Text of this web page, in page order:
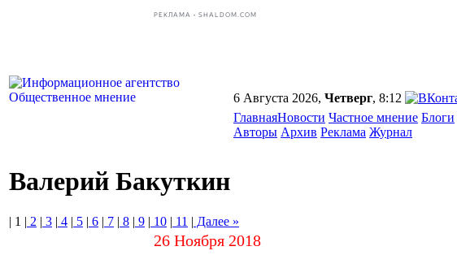
РЕКЛАМА • SHALDOM.COM
6 Августа 2026, Четверг, 8:12
ГлавнаяНовости Частное мнение Блоги
Авторы Архив Реклама Журнал
Валерий Бакуткин
| 1 | 2 | 3 | 4 | 5 | 6 | 7 | 8 | 9 | 10 | 11 | Далее »
26 Ноября 2018